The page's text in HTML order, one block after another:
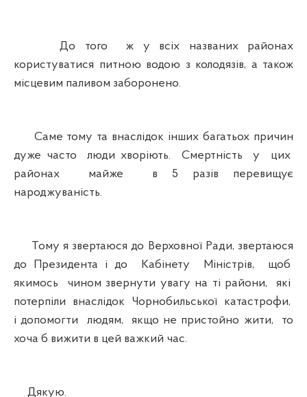
До того ж у всіх названих районах
користуватися питною водою з колодязів, а також
місцевим паливом заборонено.
Саме тому та внаслідок інших багатьох причин
дуже часто люди хворіють. Смертність у цих
районах майже в 5 разів перевищує
народжуваність.
Тому я звертаюся до Верховної Ради, звертаюся
до Президента і до Кабінету Міністрів, щоб
якимось чином звернути увагу на ті райони, які
потерпіли внаслідок Чорнобильської катастрофи,
і допомогти людям, якщо не пристойно жити, то
хоча б вижити в цей важкий час.
Дякую.